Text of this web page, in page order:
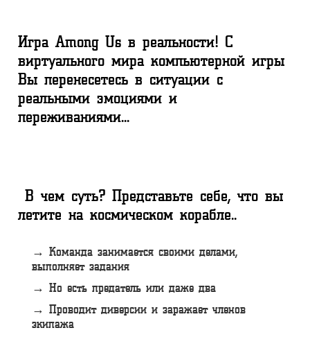
Игра Among Us в реальности! С
виртуального мира компьютерной игры
Вы перенесетесь в ситуации с
реальными эмоциями и
переживаниями...
В чем суть? Представьте себе, что вы
летите на космическом корабле..
→ Команда занимается своими делами,
выполняет задания
→ Но есть предатель или даже два
→ Проводит диверсии и заражает членов
экипажа